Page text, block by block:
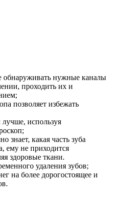
обнаруживать нужные каналы
проходить их и
позволяет избежать
лучше, используя
знает, какая часть зуба
ему не приходится
здоровые ткани.
удаления зубов;
на более дорогостоящее и